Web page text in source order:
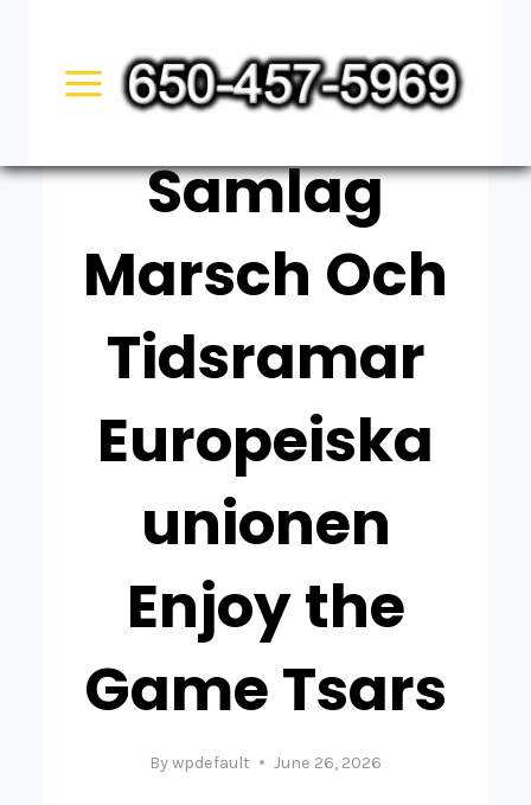
content
Avbrott I
Samlag
Marsch Och
Tidsramar
Europeiska
unionen
Enjoy the
Game Tsars
Bywpdefault June 26, 2026